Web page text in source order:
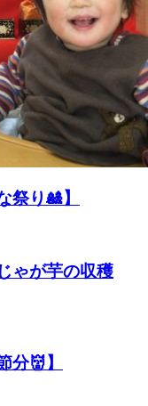
祭り🎎】
ゃが芋の収穫
分👹】